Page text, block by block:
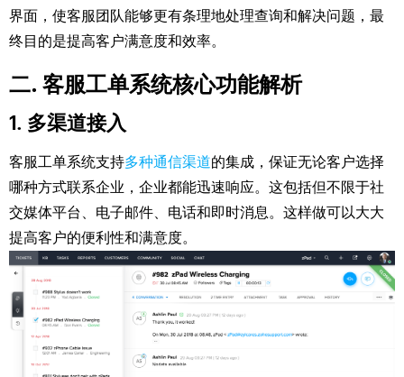
界面，使客服团队能够更有条理地处理查询和解决问题，最
终目的是提高客户满意度和效率。
二. 客服工单系统核心功能解析
1. 多渠道接入
客服工单系统支持多种通信渠道的集成，保证无论客户选择
哪种方式联系企业，企业都能迅速响应。这包括但不限于社
交媒体平台、电子邮件、电话和即时消息。这样做可以大大
提高客户的便利性和满意度。